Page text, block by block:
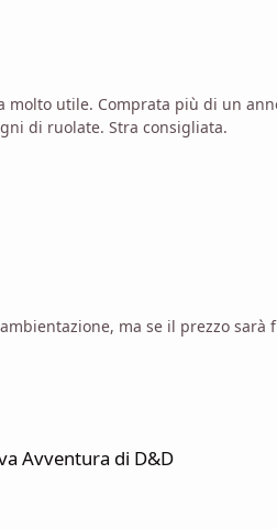
nuovi giocatori (al
cypher system) senza perdere ne troppo tempo io a preparare né i miei compagni di ruolate. Stra consigliata.
ma se il prezzo sarà
Avventura di D&D